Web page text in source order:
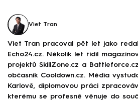
Viet Tran
Viet Tran pracoval pět let jako
Echo24.cz. Několik let řídil
projektů SkillZone.cz a
občasník Cooldown.cz. Média
Karlově, diplomovou práci
kterému se profesně věnuje do